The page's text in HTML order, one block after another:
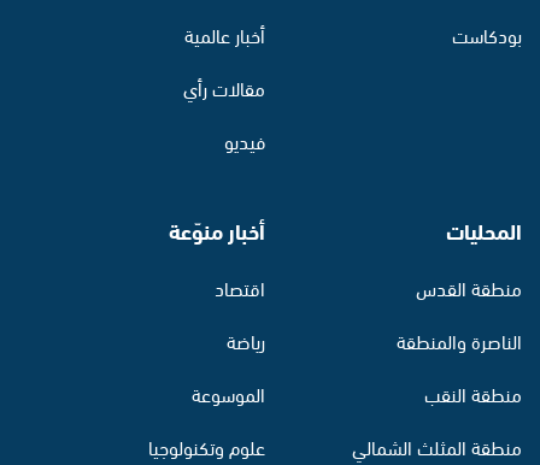
بودكاست
أخبار عالمية
مقالات رأي
فيديو
المحليات
منطقة القدس
الناصرة والمنطقة
منطقة النقب
منطقة المثلث الشمالي
أخبار منوّعة
اقتصاد
رياضة
الموسوعة
علوم وتكنولوجيا